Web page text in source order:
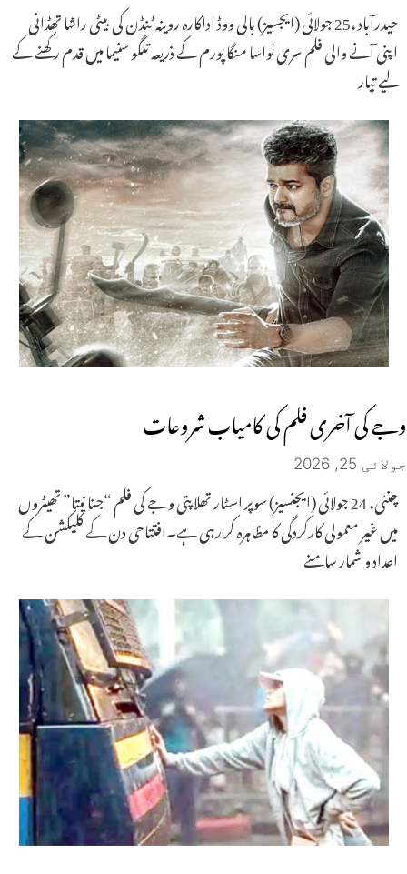
حیدرآباد ،25 جولائی (ایجسیز) بالی ووڈ اداکارہ روینہ ٹنڈن کی بیٹی راشا تھڈانی
اپنی آنے والی فلم سری نواسا منگاپورم کے ذریعہ تلگو سنیما میں قدم رکھنے کے
لیے تیار
وجے کی آخری فلم کی کامیاب شروعات
جولائی 25, 2026
چنئی، 24 جولائی (ایجنسیز) سوپر اسٹار تھلاپتی وجے کی فلم “جنا نیتا” تھیٹروں
میں غیر معمولی کارکردگی کا مظاہرہ کر رہی ہے۔افتتاحی دن کے کلیکشن کے
اعداد و شمار سامنے